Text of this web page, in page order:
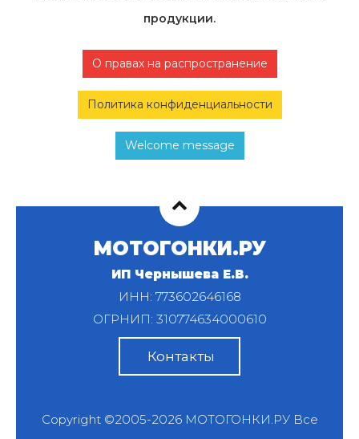
продукции.
О правах на распространение
Политика конфиденциальности
Welcome message
МОТОГОНКИ.РУ
ИП Чернышева Е.В.
ИНН: 773602646168
ОГРНИП: 310774634000610
Контакты
Copyright ©2005-2026 МОТОГОНКИ.РУВсе